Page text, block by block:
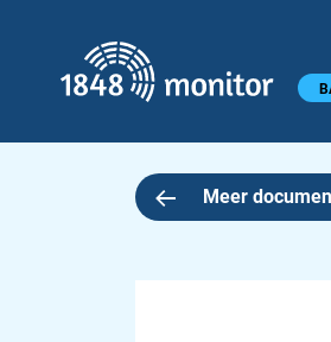
Hoofdmenu
Meer